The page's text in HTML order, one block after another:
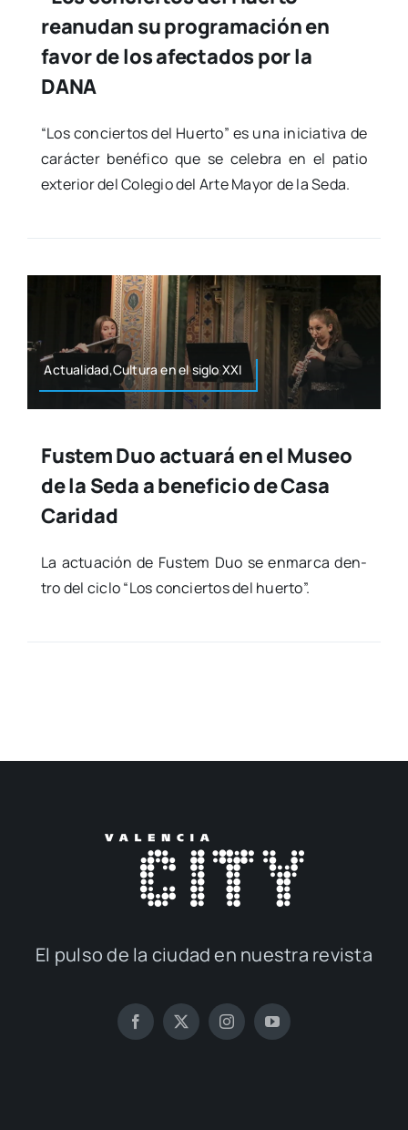
reanudan su programación en
favor de los afectados por la
DANA
“Los con­cier­tos del Huer­to” es una ini­cia­ti­va de
carác­ter bené­fi­co que se cele­bra en el patio
exte­rior del Cole­gio del Arte Mayor de la Seda.
Actualidad,Cultura en el siglo XXI
Fustem Duo actuará en el Museo
de la Seda a beneficio de Casa
Caridad
La actua­ción de Fus­tem Duo se enmar­ca den­
tro del ciclo “Los con­cier­tos del huer­to”.
El pul­so de la ciu­dad en nues­tra revis­ta